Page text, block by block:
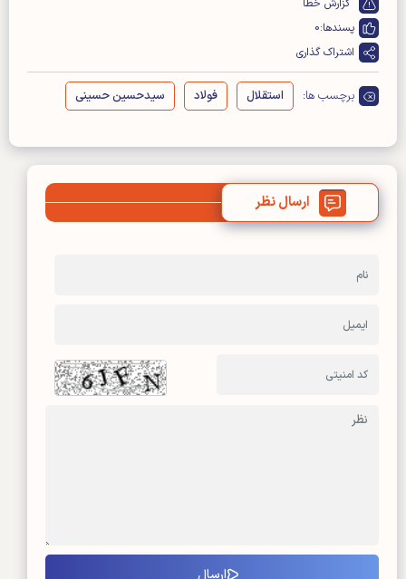
گزارش خطا
پسندها:0
اشتراک گذاری
برچسب ها: استقلال فولاد سیدحسین حسینی
ارسال نظر